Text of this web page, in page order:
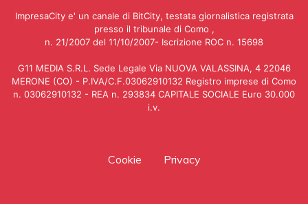
ImpresaCity e' un canale di BitCity, testata giornalistica registrata
presso il tribunale di Como ,
n. 21/2007 del 11/10/2007- Iscrizione ROC n. 15698
G11 MEDIA S.R.L. Sede Legale Via NUOVA VALASSINA, 4 22046
MERONE (CO) - P.IVA/C.F.03062910132 Registro imprese di Como
n. 03062910132 - REA n. 293834 CAPITALE SOCIALE Euro 30.000
i.v.
Cookie Privacy